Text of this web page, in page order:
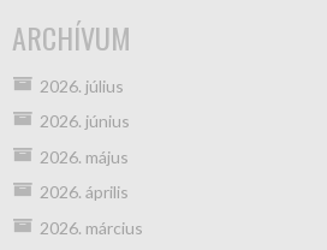
ARCHÍVUM
2026. július
2026. június
2026. május
2026. április
2026. március